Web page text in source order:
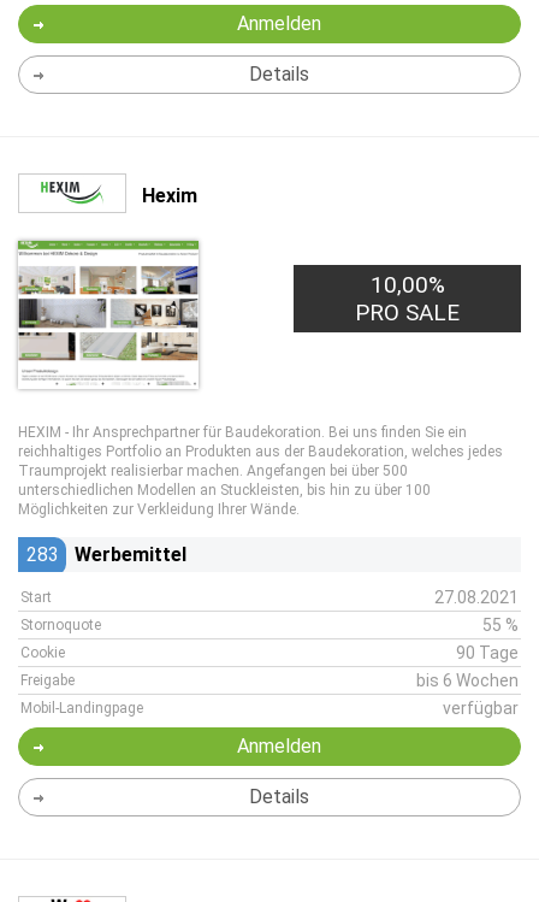
Anmelden
Details
Hexim
10,00%
PRO SALE
HEXIM - Ihr Ansprechpartner für Baudekoration. Bei uns finden Sie ein
reichhaltiges Portfolio an Produkten aus der Baudekoration, welches jedes
Traumprojekt realisierbar machen. Angefangen bei über 500
unterschiedlichen Modellen an Stuckleisten, bis hin zu über 100
Möglichkeiten zur Verkleidung Ihrer Wände.
283 Werbemittel
Start 27.08.2021
Stornoquote 55 %
Cookie 90 Tage
Freigabe bis 6 Wochen
Mobil-Landingpage verfügbar
Anmelden
Details